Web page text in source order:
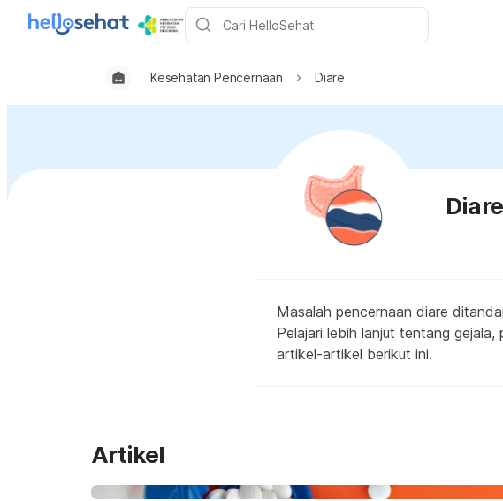
Kesehatan Pencernaan Diare
Diare
Masalah pencernaan diare
Pelajari lebih lanjut tentang
artikel-artikel berikut ini.
Artikel